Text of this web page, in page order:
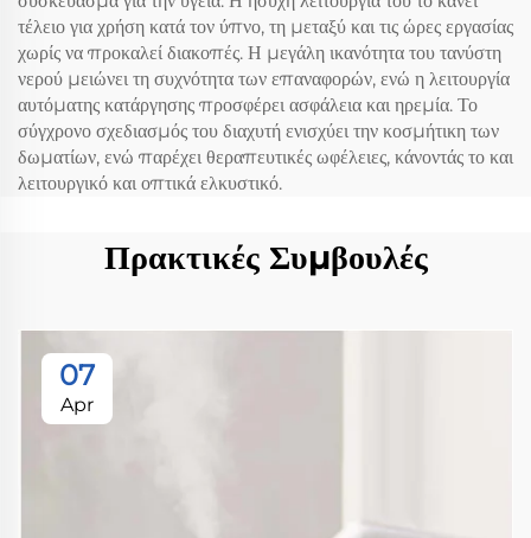
τέλειο για χρήση κατά τον ύπνο, τη μεταξύ και τις ώρες εργασίας
χωρίς να προκαλεί διακοπές. Η μεγάλη ικανότητα του τανύστη
νερού μειώνει τη συχνότητα των επαναφορών, ενώ η λειτουργία
αυτόματης κατάργησης προσφέρει ασφάλεια και ηρεμία. Το
σύγχρονο σχεδιασμός του διαχυτή ενισχύει την κοσμήτικη των
δωματίων, ενώ παρέχει θεραπευτικές ωφέλειες, κάνοντάς το και
λειτουργικό και οπτικά ελκυστικό.
Πρακτικές Συμβουλές
07
Apr